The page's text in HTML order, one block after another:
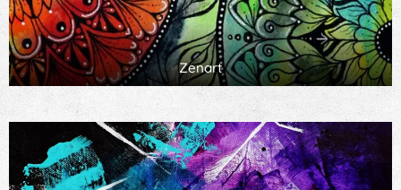
Zenart